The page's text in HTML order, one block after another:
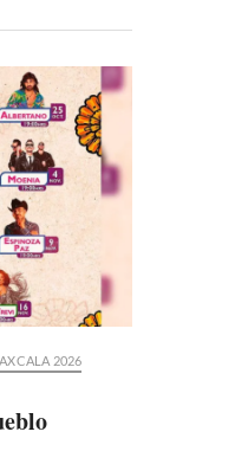
2026